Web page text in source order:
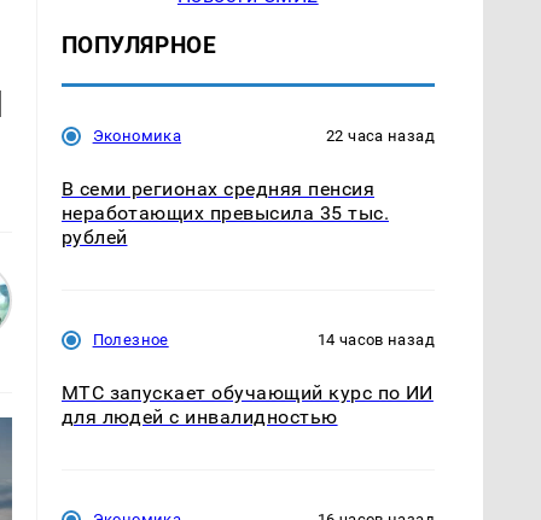
ПОПУЛЯРНОЕ
Экономика 22 часа назад
В семи регионах средняя пенсия
неработающих превысила 35 тыс.
рублей
Полезное 14 часов назад
МТС запускает обучающий курс по ИИ
для людей с инвалидностью